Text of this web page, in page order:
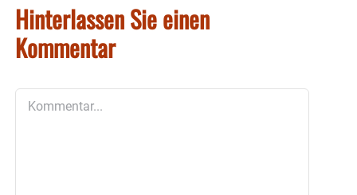
Hinterlassen Sie einen
Kommentar